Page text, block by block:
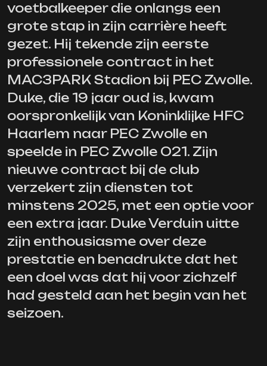
voetbalkeeper die onlangs een
grote stap in zijn carrière heeft
gezet. Hij tekende zijn eerste
professionele contract in het
MAC3PARK Stadion bij PEC Zwolle.
Duke, die 19 jaar oud is, kwam
oorspronkelijk van Koninklijke HFC
Haarlem naar PEC Zwolle en
speelde in PEC Zwolle O21. Zijn
nieuwe contract bij de club
verzekert zijn diensten tot
minstens 2025, met een optie voor
een extra jaar. Duke Verduin uitte
zijn enthousiasme over deze
prestatie en benadrukte dat het
een doel was dat hij voor zichzelf
had gesteld aan het begin van het
seizoen.